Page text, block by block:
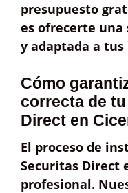
presupuesto
es ofrecerte una
y adaptada a tus
Cómo
correcta de
Direct en
El proceso de
Securitas Direct
profesional.